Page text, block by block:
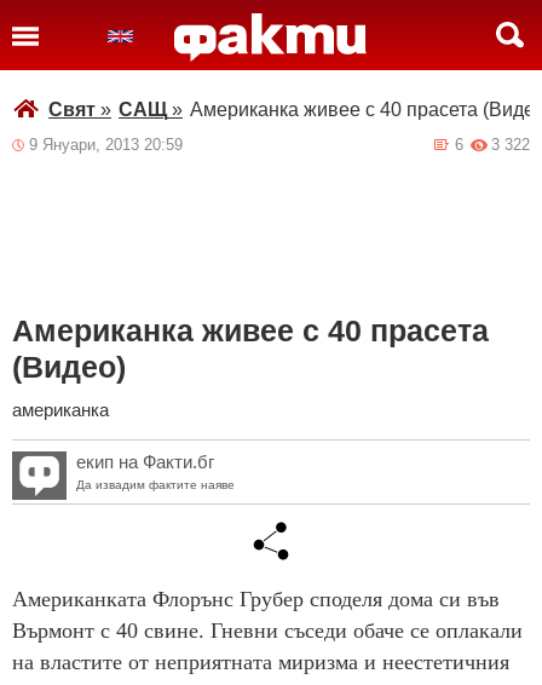
Свят » САЩ» Американка живее с 40 прасета
9 Януари, 2013 20:59 3 322
6
Американка живее с 40 прасета
(Видео)
американка
екип на Факти.бг
Да извадим фактите наяве
Американката Флорънс Грубер споделя дома си във
Върмонт с 40 свине. Гневни съседи обаче се оплакали
на властите от неприятната миризма и неестетичния